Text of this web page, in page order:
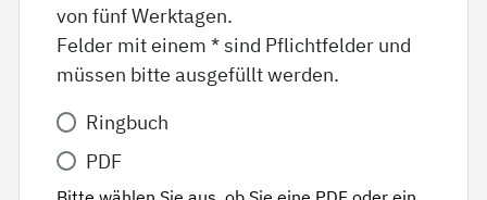
von fünf Werktagen.
Felder mit einem * sind Pflichtfelder und
müssen bitte ausgefüllt werden.
Variante*
Ringbuch
PDF